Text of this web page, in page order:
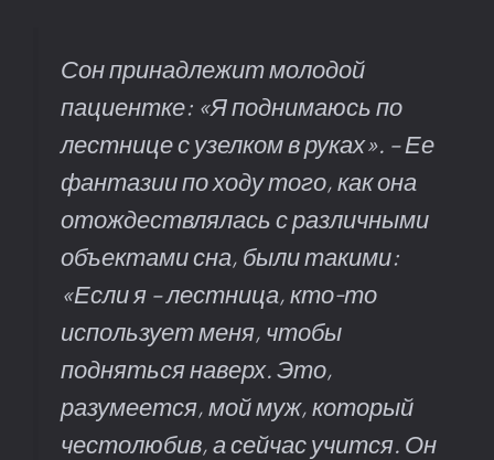
Сон принадлежит молодой
пациентке: «Я поднимаюсь по
лестнице с узелком в руках». – Ее
фантазии по ходу того, как она
отождествлялась с различными
объектами сна, были такими:
«Если я – лестница, кто-то
использует меня, чтобы
подняться наверх. Это,
разумеется, мой муж, который
честолюбив, а сейчас учится. Он